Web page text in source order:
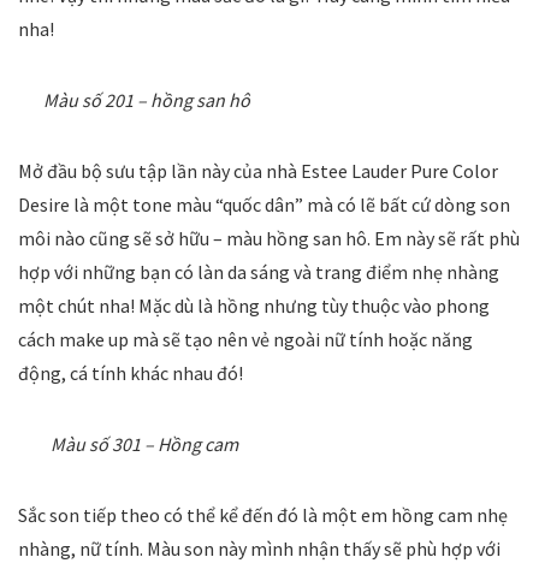
nha!
Màu số 201 – hồng san hô
Mở đầu bộ sưu tập lần này của nhà Estee Lauder Pure Color
Desire là một tone màu “quốc dân” mà có lẽ bất cứ dòng son
môi nào cũng sẽ sở hữu – màu hồng san hô. Em này sẽ rất phù
hợp với những bạn có làn da sáng và trang điểm nhẹ nhàng
một chút nha! Mặc dù là hồng nhưng tùy thuộc vào phong
cách make up mà sẽ tạo nên vẻ ngoài nữ tính hoặc năng
động, cá tính khác nhau đó!
Màu số 301 – Hồng cam
Sắc son tiếp theo có thể kể đến đó là một em hồng cam nhẹ
nhàng, nữ tính. Màu son này mình nhận thấy sẽ phù hợp với